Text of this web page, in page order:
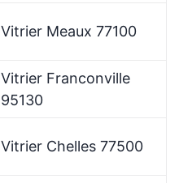
Vitrier Meaux 77100
Vitrier Franconville
95130
Vitrier Chelles 77500